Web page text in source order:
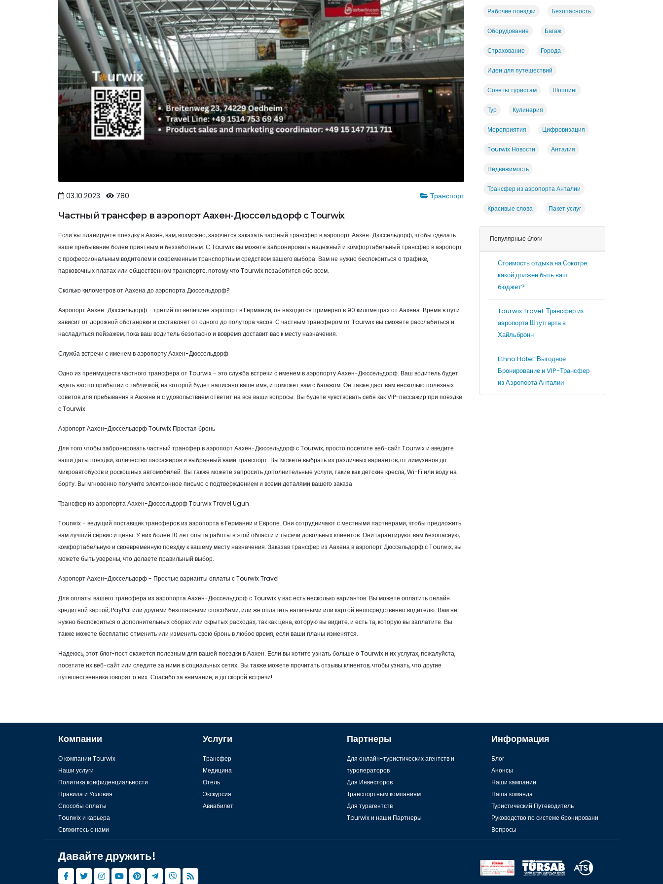
Транспорт
03.10.2023 780
Частный трансфер в аэропорт Аахен-Дюссельдорф с Tourwix
Если вы планируете поездку в Аахен, вам, возможно, захочется заказать частный трансфер в аэропорт Аахен-Дюссельдорф, чтобы сделать
ваше пребывание более приятным и беззаботным. С Tourwix вы можете забронировать надежный и комфортабельный трансфер в аэропорт
с профессиональным водителем и современным транспортным средством вашего выбора. Вам не нужно беспокоиться о трафике,
парковочных платах или общественном транспорте, потому что Tourwix позаботится обо всем.
Сколько километров от Аахена до аэропорта Дюссельдорф?
Аэропорт Аахен-Дюссельдорф - третий по величине аэропорт в Германии, он находится примерно в 90 километрах от Аахена. Время в пути
зависит от дорожной обстановки и составляет от одного до полутора часов. С частным трансфером от Tourwix вы сможете расслабиться и
насладиться пейзажем, пока ваш водитель безопасно и вовремя доставит вас к месту назначения.
Служба встречи с именем в аэропорту Аахен-Дюссельдорф
Одно из преимуществ частного трансфера от Tourwix - это служба встречи с именем в аэропорту Аахен-Дюссельдорф. Ваш водитель будет
ждать вас по прибытии с табличкой, на которой будет написано ваше имя, и поможет вам с багажом. Он также даст вам несколько полезных
советов для пребывания в Аахене и с удовольствием ответит на все ваши вопросы. Вы будете чувствовать себя как VIP-пассажир при поездке
с Tourwix.
Аэропорт Аахен-Дюссельдорф Tourwix Простая бронь
Для того чтобы забронировать частный трансфер в аэропорт Аахен-Дюссельдорф с Tourwix, просто посетите веб-сайт Tourwix и введите
ваши даты поездки, количество пассажиров и выбранный вами транспорт. Вы можете выбрать из различных вариантов, от лимузинов до
микроавтобусов и роскошных автомобилей. Вы также можете запросить дополнительные услуги, такие как детские кресла, Wi-Fi или воду на
борту. Вы мгновенно получите электронное письмо с подтверждением и всеми деталями вашего заказа.
Трансфер из аэропорта Аахен-Дюссельдорф Tourwix Travel Ugun
Tourwix - ведущий поставщик трансферов из аэропорта в Германии и Европе. Они сотрудничают с местными партнерами, чтобы предложить
вам лучший сервис и цены. У них более 10 лет опыта работы в этой области и тысячи довольных клиентов. Они гарантируют вам безопасную,
комфортабельную и своевременную поездку к вашему месту назначения. Заказав трансфер из Аахена в аэропорт Дюссельдорф с Tourwix, вы
можете быть уверены, что делаете правильный выбор.
Аэропорт Аахен-Дюссельдорф - Простые варианты оплаты с Tourwix Travel
Для оплаты вашего трансфера из аэропорта Аахен-Дюссельдорф с Tourwix у вас есть несколько вариантов. Вы можете оплатить онлайн
кредитной картой, PayPal или другими безопасными способами, или же оплатить наличными или картой непосредственно водителю. Вам не
нужно беспокоиться о дополнительных сборах или скрытых расходах, так как цена, которую вы видите, и есть та, которую вы заплатите. Вы
также можете бесплатно отменить или изменить свою бронь в любое время, если ваши планы изменятся.
Надеюсь, этот блог-пост окажется полезным для вашей поездки в Аахен. Если вы хотите узнать больше о Tourwix и их услугах, пожалуйста,
посетите их веб-сайт или следите за ними в социальных сетях. Вы также можете прочитать отзывы клиентов, чтобы узнать, что другие
путешественники говорят о них. Спасибо за внимание, и до скорой встречи!
Рабочие поездки Безопасность
Оборудование Багаж
Страхование Города
Идеи для путешествий
Советы туристам Шоппинг
Тур Кулинария
Мероприятия Цифровизация
Tourwix Новости Анталия
Недвижимость
Трансфер из аэропорта Анталии
Красивые слова Пакет услуг
Популярные блоги
Стоимость отдыха на Сокотре:
какой должен быть ваш
бюджет?
Tourwix Travel: Трансфер из
аэропорта Штутгарта в
Хайльбронн
Ethno Hotel: Выгодное
Бронирование и VIP-Трансфер
из Аэропорта Анталии
Компании
О компании Tourwix
Наши услуги
Политика конфиденциальности
Правила и Условия
Способы оплаты
Tourwix и карьера
Свяжитесь с нами
Услуги
Tрансфер
Медицина
Отель
Экскурсия
Авиабилет
Партнеры
Для онлайн-туристических агентств и
туроператоров
Для Инвесторов
Транспортным компаниям
Для турагентств
Tourwix и наши Партнеры
Информация
Блог
Анонсы
Наши кампании
Наша команда
Туристический Путеводитель
Руководство по системе бронировани
Вопросы
Давайте дружить!